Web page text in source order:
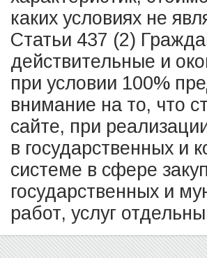
каких условиях не
Статьи 437 (2)
действительные и
при условии 100%
внимание на то, что
сайте, при
в государственных и
системе в сфере
государственных и
работ, услуг